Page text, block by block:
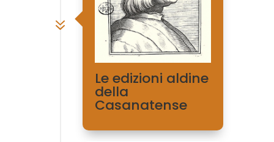
7
Le edizioni aldine
della
Casanatense